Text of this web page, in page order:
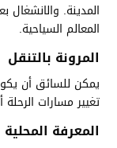
المدينة. والانشغال
المعالم السياحية.
المرونة بالتنقل
يمكن للسائق أن
تغيير مسارات الرحلة
المعرفة المحلية